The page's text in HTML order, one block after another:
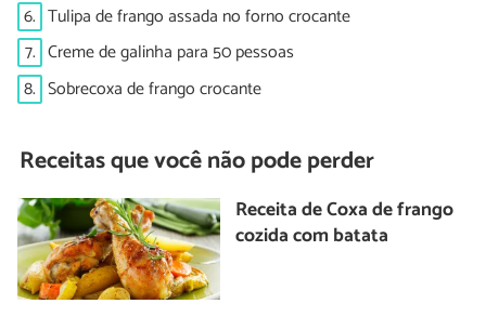
6. Tulipa de frango assada no forno crocante
7. Creme de galinha para 50 pessoas
8. Sobrecoxa de frango crocante
Receitas que você não pode perder
Receita de Coxa de frango
cozida com batata